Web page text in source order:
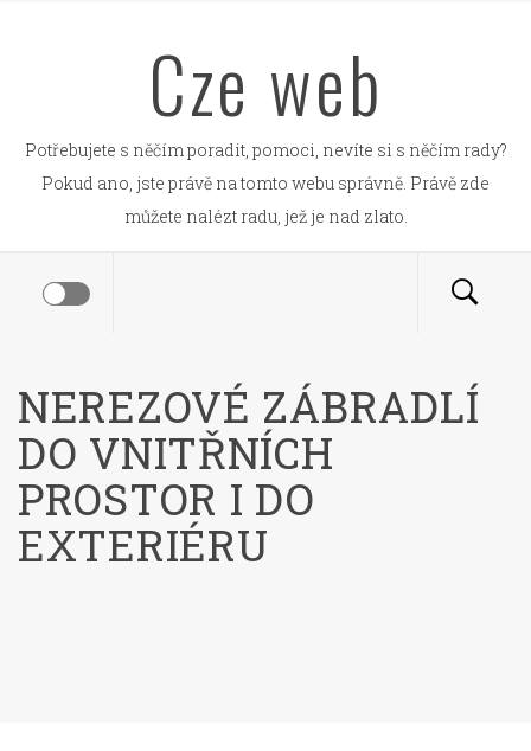
Cze web
Potřebujete s něčím poradit, pomoci, nevíte si s něčím rady?
Pokud ano, jste právě na tomto webu správně. Právě zde
můžete nalézt radu, jež je nad zlato.
NEREZOVÉ ZÁBRADLÍ
DO VNITŘNÍCH
PROSTOR I DO
EXTERIÉRU